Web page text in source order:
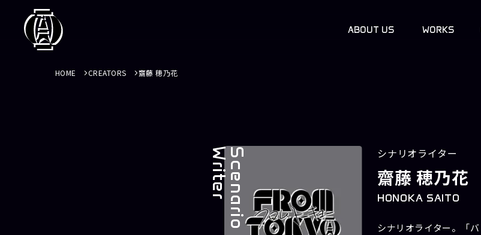
ABOUT US WORKS
HOME CREATORS 齋藤 穂乃花
S
c
e
n
a
r
i
o
W
r
i
t
e
r シナリオライター
齋藤 穂乃花
HONOKA SAITO
シナリオライター。「